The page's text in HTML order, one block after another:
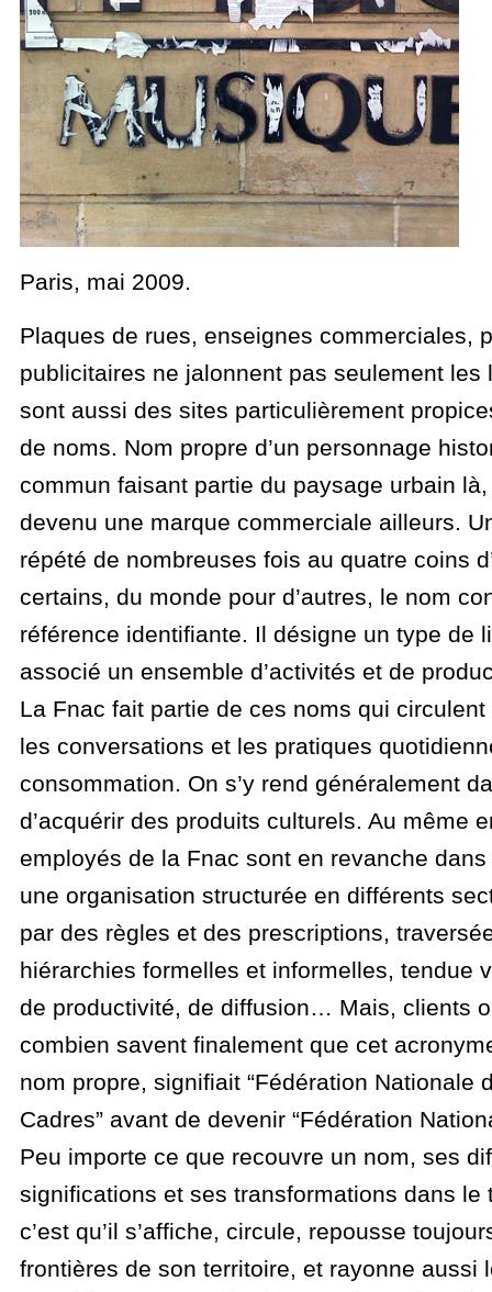
Paris, mai 2009.
Plaques de rues, enseignes commerciales,
publicitaires ne jalonnent pas seulement les
sont aussi des sites particulièrement
de noms. Nom propre d’un personnage
commun faisant partie du paysage urbain
devenu une marque commerciale ailleurs.
répété de nombreuses fois au quatre coins
certains, du monde pour d’autres, le nom
référence identifiante. Il désigne un type de
associé un ensemble d’activités et de
La Fnac fait partie de ces noms qui
les conversations et les pratiques
consommation. On s’y rend généralement
d’acquérir des produits culturels. Au même
employés de la Fnac sont en revanche
une organisation structurée en différents
par des règles et des prescriptions,
hiérarchies formelles et informelles, tendue
de productivité, de diffusion… Mais, clients
combien savent finalement que cet
nom propre, signifiait “Fédération Nationale
Cadres” avant de devenir “Fédération
Peu importe ce que recouvre un nom, ses
significations et ses transformations dans le
c’est qu’il s’affiche, circule, repousse
frontières de son territoire, et rayonne aussi